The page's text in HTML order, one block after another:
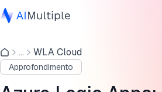
IA Agente
Sicurezza Informatica
... WLA Cloud
Approfondimento
I 10 migliori casi d'uso di Azure